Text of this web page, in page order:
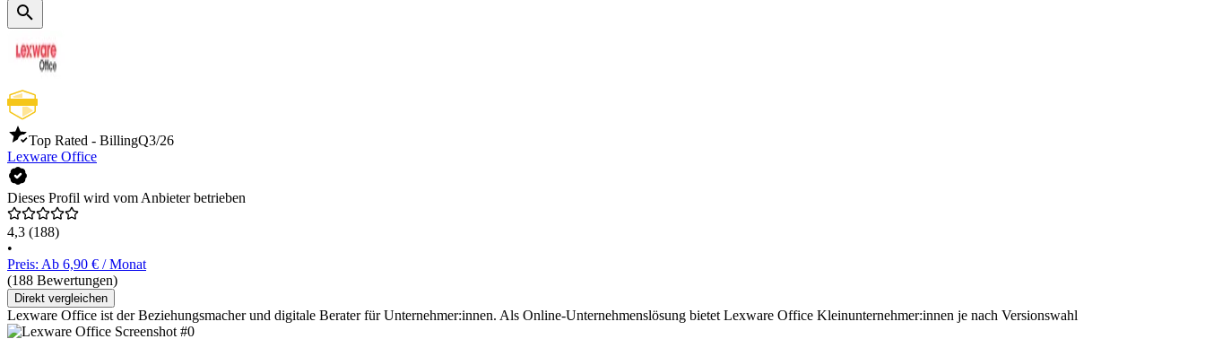
Top Rated - BillingQ3/26
Lexware Office
Dieses Profil wird vom Anbieter betrieben
4,3 (188)
•
Preis: Ab 6,90 € / Monat
(188 Bewertungen)
Direkt vergleichen
Lexware Office ist der Beziehungsmacher und digitale Berater für Unternehmer:innen. Als Online-Unternehmenslösung bietet Lexware Office Kleinunternehmer:innen je nach Versionswahl